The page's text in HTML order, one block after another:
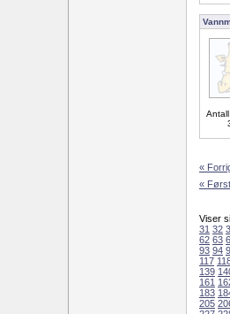
«
«
Viser
31 32
62 63
93 94
117
139
161
183
205